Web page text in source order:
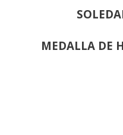
MEDALLA DE